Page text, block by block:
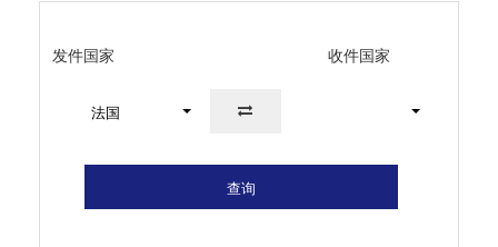
发件国家 收件国家
法国
查询